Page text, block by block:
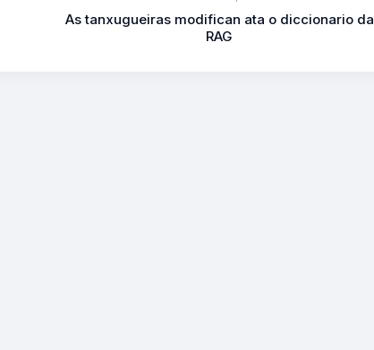
As tanxugueiras modifican ata o diccionario da
RAG